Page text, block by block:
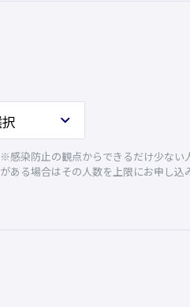
※感染防止の観点からできるだけ少ない
がある場合はその人数を上限にお申し込